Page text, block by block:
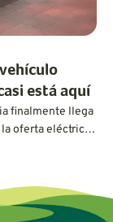
está aquí
finalmente llega
oferta eléctrica